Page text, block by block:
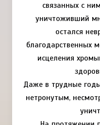
связанных с
уничтоживший
остался
благодарственных
исцеления
Даже в трудные
нетронутым,